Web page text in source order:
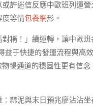
許迷信反應中歐班列運
度等情包養網形。
稱！」續運轉，讓中歐
益于快捷的發運流程與高
物暢通道的穩固性更有信念
蒜泥與末日預兆廖沾沾